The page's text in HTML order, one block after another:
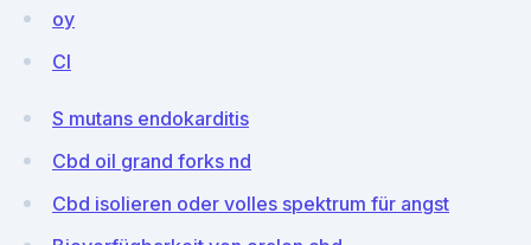
oy
CI
S mutans endokarditis
Cbd oil grand forks nd
Cbd isolieren oder volles spektrum für angst